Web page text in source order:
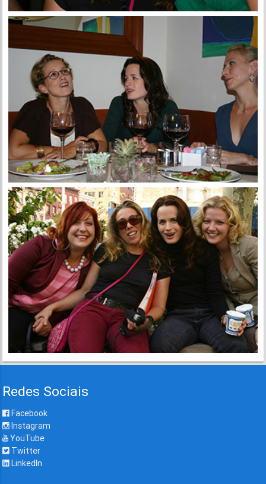
Redes Sociais
Facebook
Instagram
YouTube
Twitter
LinkedIn